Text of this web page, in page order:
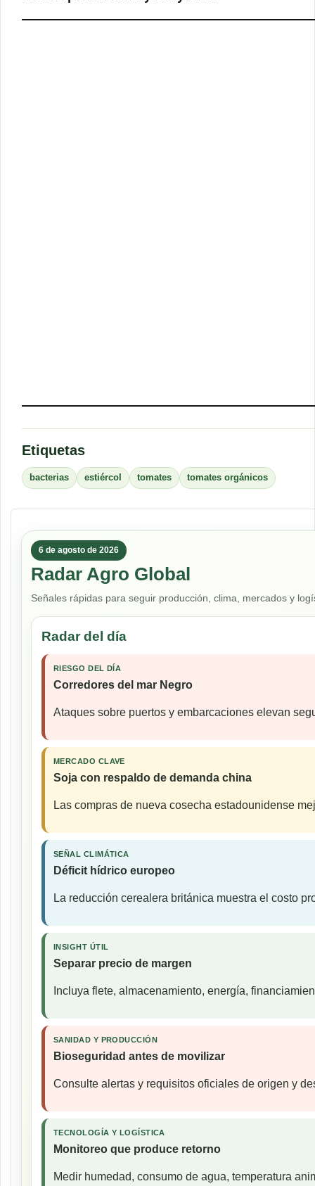
Etiquetas
bacterias estiércol tomates tomates orgánicos
6 de agosto de 2026
Radar Agro Global
Señales rápidas para seguir producción, clima, mercados y
Radar del día
RIESGO DEL DÍA
Corredores del mar Negro
Ataques sobre puertos y embarcaciones elevan
MERCADO CLAVE
Soja con respaldo de demanda china
Las compras de nueva cosecha estadounidense
SEÑAL CLIMÁTICA
Déficit hídrico europeo
La reducción cerealera británica muestra el costo
INSIGHT ÚTIL
Separar precio de margen
Incluya flete, almacenamiento, energía,
SANIDAD Y PRODUCCIÓN
Bioseguridad antes de movilizar
Consulte alertas y requisitos oficiales de origen y
TECNOLOGÍA Y LOGÍSTICA
Monitoreo que produce retorno
Medir humedad, consumo de agua, temperatura